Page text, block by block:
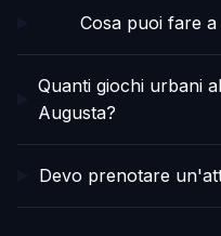
Cosa puoi fare
Quanti giochi urbani
Augusta?
Devo prenotare